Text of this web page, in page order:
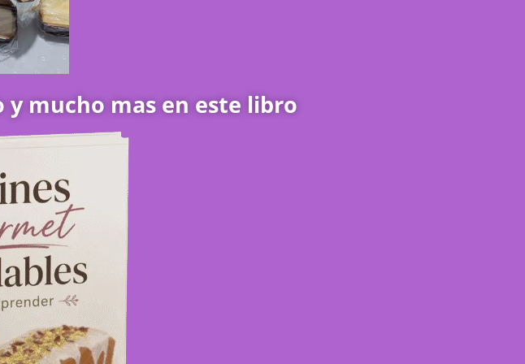
mucho mas en este libro